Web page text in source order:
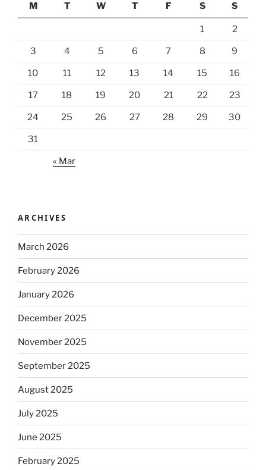
M
T W T F S S
1 2
3 4 5 6 7 8 9
10 11 12 13 14 15 16
17 18 19 20 21 22 23
24 25 26 27 28 29 30
31
« Mar
ARCHIVES
March 2026
February 2026
January 2026
December 2025
November 2025
September 2025
August 2025
July 2025
June 2025
February 2025